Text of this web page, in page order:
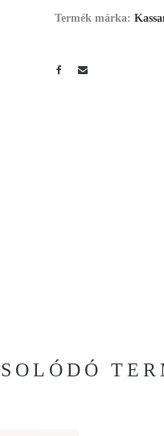
Termék márka: